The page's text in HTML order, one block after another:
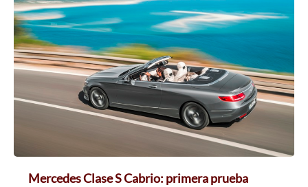
Mercedes Clase S Cabrio: primera prueba